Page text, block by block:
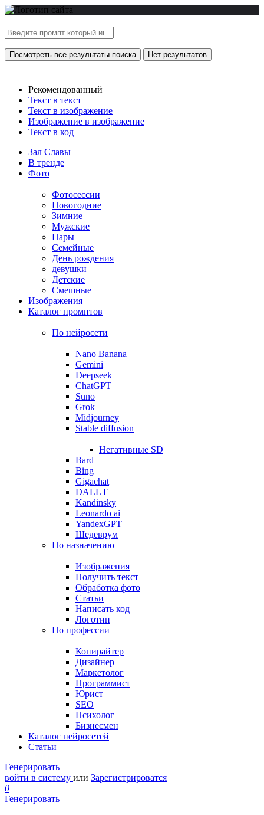
Посмотреть все результаты поиска Нет результатов
Рекомендованный
Текст в текст
Текст в изображение
Изображение в изображение
Текст в код
Зал Славы
В тренде
Фото
Фотосессии
Новогодние
Зимние
Мужские
Пары
Семейные
День рождения
девушки
Детские
Смешные
Изображения
Каталог промптов
По нейросети
Nano Banana
Gemini
Deepseek
ChatGPT
Suno
Grok
Midjourney
Stable diffusion
Негативные SD
Bard
Bing
Gigachat
DALL E
Kandinsky
Leonardo ai
YandexGPT
Шедеврум
По назначению
Изображения
Получить текст
Обработка фото
Статьи
Написать код
Логотип
По профессии
Копирайтер
Дизайнер
Маркетолог
Программист
Юрист
SEO
Психолог
Бизнесмен
Каталог нейросетей
Статьи
Генерировать
войти в систему или Зарегистрироватся
0
Генерировать